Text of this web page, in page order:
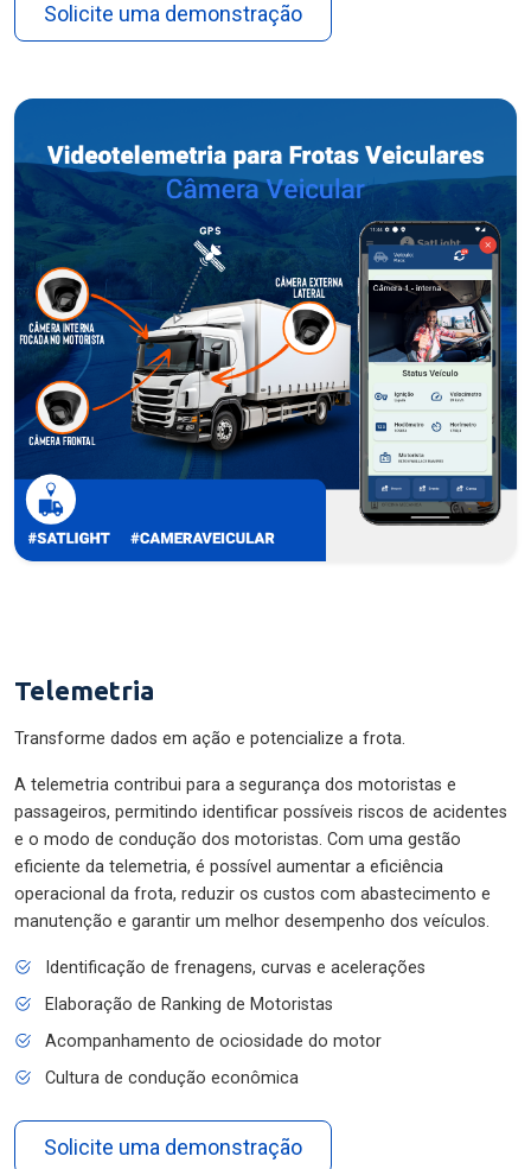
Solicite uma demonstração
Telemetria
Transforme dados em ação e potencialize a frota.
A telemetria contribui para a segurança dos motoristas e
passageiros, permitindo identificar possíveis riscos de acidentes
e o modo de condução dos motoristas. Com uma gestão
eficiente da telemetria, é possível aumentar a eficiência
operacional da frota, reduzir os custos com abastecimento e
manutenção e garantir um melhor desempenho dos veículos.
Identificação de frenagens, curvas e acelerações
Elaboração de Ranking de Motoristas
Acompanhamento de ociosidade do motor
Cultura de condução econômica
Solicite uma demonstração